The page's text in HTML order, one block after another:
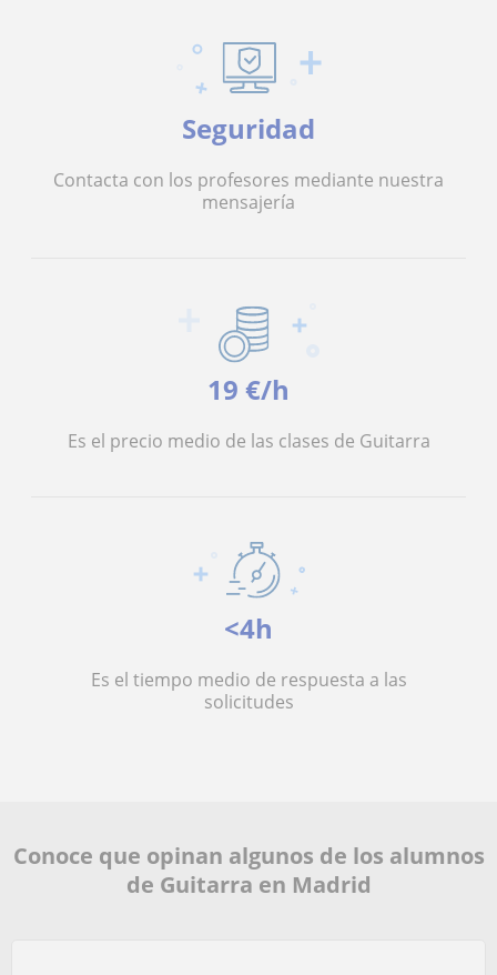
Seguridad
Contacta con los profesores mediante nuestra
mensajería
19 €/h
Es el precio medio de las clases de Guitarra
<4h
Es el tiempo medio de respuesta a las
solicitudes
Conoce que opinan algunos de los alumnos
de Guitarra en Madrid